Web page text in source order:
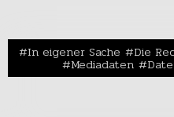
In eigener Sache Die
Mediadaten